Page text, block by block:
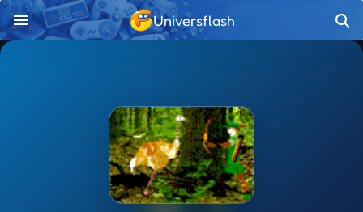
Universflash